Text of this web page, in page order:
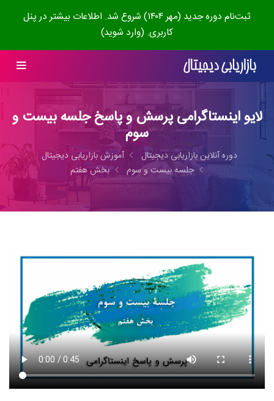
ثبت‌نام دوره جدید (مهر ۱۴۰۴) شروع شد. اطلاعات بیشتر در پنل
کاربری. (وارد شوید)
لایو اینستاگرامی پرسش و پاسخ جلسه بیست و
سوم
دوره آنلاین بازاریابی دیجیتال
آموزش بازاریابی دیجیتال
جلسه بیست و سوم
بخش هفتم